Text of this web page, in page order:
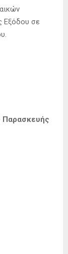
Εξόδου σε
Παρασκευής